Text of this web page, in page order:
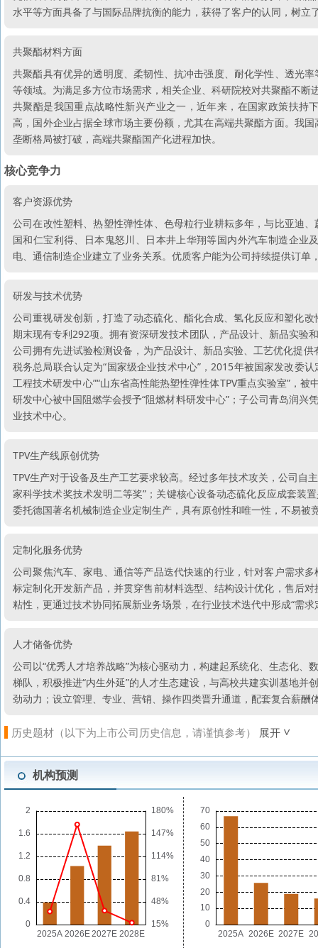
水平等方面具备了与国际品牌抗衡的能力，获得了客户的认同，树
共聚酯材料方面
共聚酯具有优异的透明度、柔韧性、抗冲击强度、耐化学性、透光
等领域。为满足多方位市场需求，相关企业、科研院校对共聚酯不
共聚酯是我国重点战略性新兴产业之一，近年来，在国家政策扶
高，国外企业占据全球市场主要份额，尤其在高端共聚酯方面。我
垄断格局被打破，高端共聚酯国产化进程加快。
核心竞争力
客户资源优势
公司在改性塑料、热塑性弹性体、色母粒行业耕耘多年，与比亚迪
国和仁宝利得、日本鬼怒川、日本井上华翔等国内外汽车制造企
电、通信制造企业建立了业务关系。优质客户能为公司持续提供订
研发与技术优势
公司重视研发创新，打造了动态硫化、酯化合成、氢化反应和塑化
期末现有专利292项。拥有资深研发技术团队，产品设计、新品实验
公司拥有先进试验检测设备，为产品设计、新品实验、工艺优化提
税务总局联合认定为“国家级企业技术中心”，2015年被国家发改委
工程技术研发中心”“山东省高性能热塑性弹性体TPV重点实验室”，
研发中心被中国阻燃学会授予“阻燃材料研发中心”；子公司青岛润
业技术中心。
TPV生产线原创优势
TPV生产对于设备及生产工艺要求较高。经过多年技术攻关，公司自
家科学技术奖技术发明二等奖”；关键核心设备动态硫化反应成套装
委托德国著名机械制造企业定制生产，具有原创性和唯一性，不易
定制化服务优势
公司聚焦汽车、家电、通信等产品迭代快速的行业，针对客户需求
标定制化开发新产品，并贯穿售前材料选型、结构设计优化，售后
粘性，更通过技术协同拓展新业务场景，在行业技术迭代中形成“需
人才储备优势
公司以“优秀人才培养战略”为核心驱动力，构建起系统化、生态化
梯队，积极推进“内生外延”的人才生态建设，与高校共建实训基地
劲动力；设立管理、专业、营销、操作四类晋升通道，配套复合薪
历史题材（以下为上市公司历史信息，请谨慎参考） 展开
机构预测